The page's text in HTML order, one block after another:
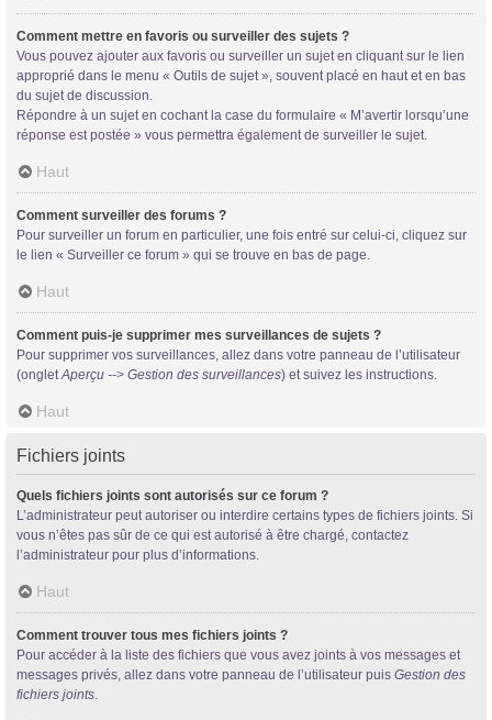
Comment mettre en favoris ou surveiller des sujets ?
Vous pouvez ajouter aux favoris ou surveiller un sujet en cliquant sur le lien
approprié dans le menu « Outils de sujet », souvent placé en haut et en bas
du sujet de discussion.
Répondre à un sujet en cochant la case du formulaire « M’avertir lorsqu’une
réponse est postée » vous permettra également de surveiller le sujet.
Haut
Comment surveiller des forums ?
Pour surveiller un forum en particulier, une fois entré sur celui-ci, cliquez sur
le lien « Surveiller ce forum » qui se trouve en bas de page.
Haut
Comment puis-je supprimer mes surveillances de sujets ?
Pour supprimer vos surveillances, allez dans votre panneau de l’utilisateur
(ongletAperçu --> Gestion des surveillances) et suivez les instructions.
Haut
Fichiers joints
Quels fichiers joints sont autorisés sur ce forum ?
L’administrateur peut autoriser ou interdire certains types de fichiers joints. Si
vous n’êtes pas sûr de ce qui est autorisé à être chargé, contactez
l’administrateur pour plus d’informations.
Haut
Comment trouver tous mes fichiers joints ?
Pour accéder à la liste des fichiers que vous avez joints à vos messages et
messages privés, allez dans votre panneau de l’utilisateur puis Gestion des
fichiers joints.